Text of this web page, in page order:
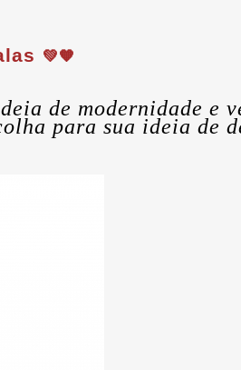
💚🧡
de modernidade e
para sua ideia de